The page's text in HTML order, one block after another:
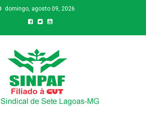
domingo, agosto 09, 2026